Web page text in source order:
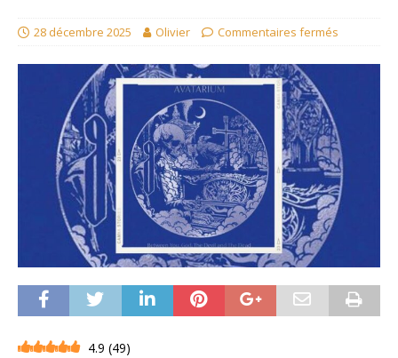
28 décembre 2025 Olivier Commentaires fermés
4.9 (49)